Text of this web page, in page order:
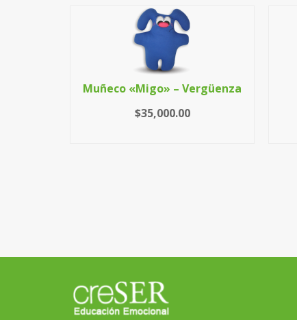
Muñeco «Migo» – Vergüenza
$35,000.00